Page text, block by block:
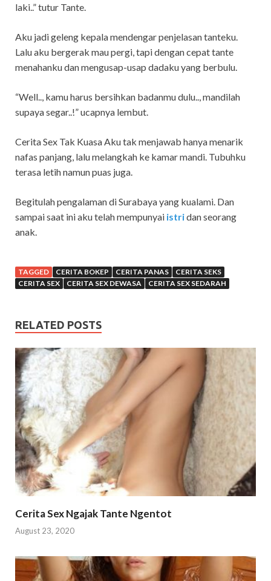
laki..” tutur Tante.
Aku jadi geleng kepala mendengar penjelasan tanteku.
Lalu aku bergerak mau pergi, tapi dengan cepat tante
menahanku dan mengusap-usap dadaku yang berbulu.
“Well.., kamu harus bersihkan badanmu dulu.., mandilah
supaya segar..!” ucapnya lembut.
Cerita Sex Tak Kuasa Aku tak menjawab hanya menarik
nafas panjang, lalu melangkah ke kamar mandi. Tubuhku
terasa letih namun puas juga.
Begitulah pengalaman di Surabaya yang kualami. Dan
sampai saat ini aku telah mempunyai istridan seorang
anak.
TAGGED CERITA BOKEP CERITA PANAS
CERITA SEKS
CERITA SEX
CERITA SEX DEWASA CERITA SEX SEDARAH
RELATED POSTS
Cerita Sex Ngajak Tante Ngentot
August 23, 2020